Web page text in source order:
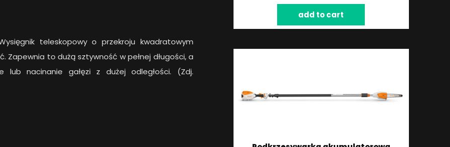
Wysięgnik teleskopowy o przekroju kwadratowym
Zapewnia to dużą sztywność w pełnej długości, a
lub nacinanie gałęzi z dużej odległości. (Zdj.
add to cart